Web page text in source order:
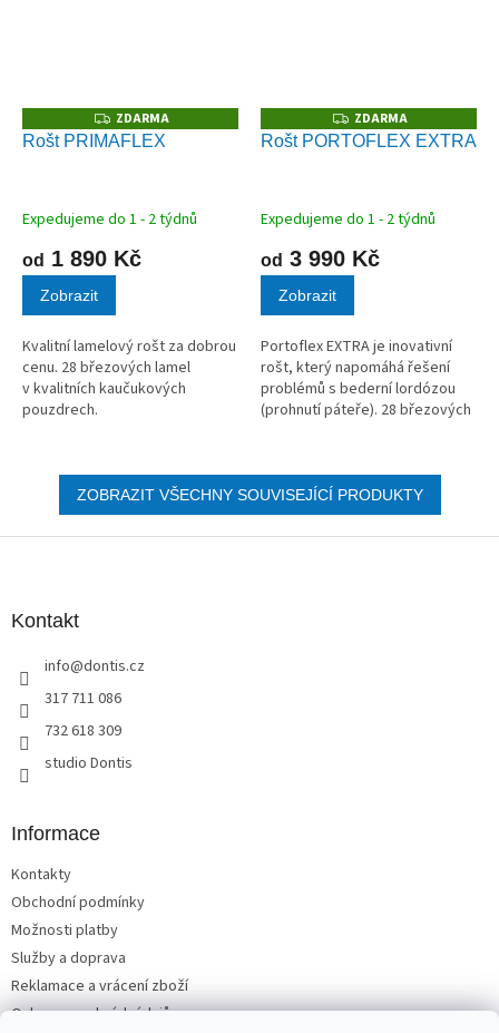
Z
D
A
ZDARMA
Rošt PRIMAFLEX
Expedujeme do 1 - 2 týdnů
od 1 890 Kč
Zobrazit
Kvalitní lamelový rošt za dobrou
cenu. 28 březových lamel
v kvalitních kaučukových
pouzdrech.
Z
D
A
ZDARMA
Rošt PORTOFLEX EXTRA
Expedujeme do 1 - 2 týdnů
od 3 990 Kč
Zobrazit
Portoflex EXTRA je inovativní
rošt, který napomáhá řešení
problémů s bederní lordózou
(prohnutí páteře). 28 březových
ZOBRAZIT VŠECHNY SOUVISEJÍCÍ PRODUKTY
Kontakt
info@dontis.cz
317 711 086
732 618 309
studio Dontis
Informace
Kontakty
Obchodní podmínky
Možnosti platby
Služby a doprava
Reklamace a vrácení zboží
Ochrana osobních údajů